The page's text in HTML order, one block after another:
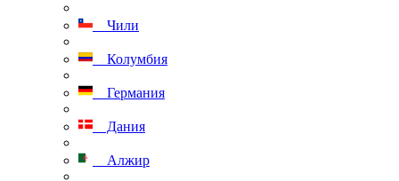
Чили
Колумбия
Германия
Дания
Алжир